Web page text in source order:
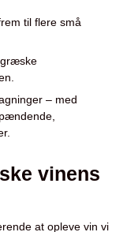
til flere små
græske
– med
vinens
at opleve vin vi